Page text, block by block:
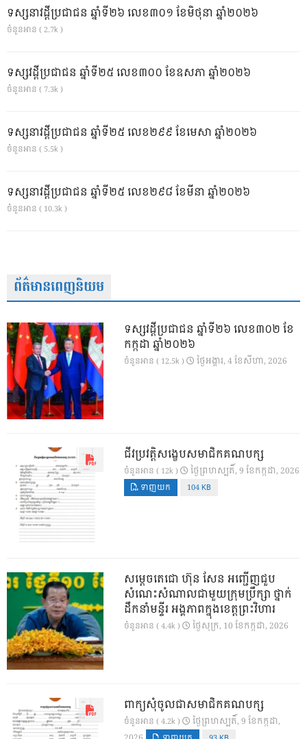
ទស្សនាវដ្ដីប្រជាជន ឆ្នាំទី២៦ លេខ៣០១ ខែមិថុនា ឆ្នាំ២០២៦
ចំនួនអាន ( 2.7k )
ទស្សវដ្តីប្រជាជន ឆ្នាំទី២៥ លេខ៣០០ ខែឧសភា ឆ្នាំ២០២៦
ចំនួនអាន ( 7.3k )
ទស្សនាវដ្ដីប្រជាជន ឆ្នាំទី២៥ លេខ២៩៩ ខែមេសា ឆ្នាំ២០២៦
ចំនួនអាន ( 5.5k )
ទស្សនាវដ្ដីប្រជាជន ឆ្នាំទី២៥ លេខ២៩៨ ខែមីនា ឆ្នាំ២០២៦
ចំនួនអាន ( 10.3k )
ព័ត៌មានពេញនិយម
ទស្សវដ្តីប្រជាជន ឆ្នាំទី២៦ លេខ៣០២ ខែ
កក្កដា ឆ្នាំ២០២៦
ចំនួនអាន ( 12.5k ) ថ្ងៃ​អង្គារ, 4 ខែ​សីហា, 2026
ជីវប្រវត្តិសង្ខេបសមាជិកគណបក្ស
ចំនួនអាន ( 12k ) ថ្ងៃ​ព្រហស្បតិ៍, 9 ខែ​កក្កដា, 2026
ទាញយក 104 KB
សម្តេចតេជោ ហ៊ុន សែន អញ្ជើញជួប
សំណេះសំណាលជាមួយក្រុមប្រឹក្សា ថ្នាក់
ដឹកនាំមន្ទីរ អង្គភាពក្នុងខេត្តព្រះវិហារ
ចំនួនអាន ( 4.4k ) ថ្ងៃ​សុក្រ, 10 ខែ​កក្កដា, 2026
ពាក្យសុំចូលជាសមាជិកគណបក្ស
ចំនួនអាន ( 4.2k )
ថ្ងៃ​ព្រហស្បតិ៍, 9 ខែ​កក្កដា,